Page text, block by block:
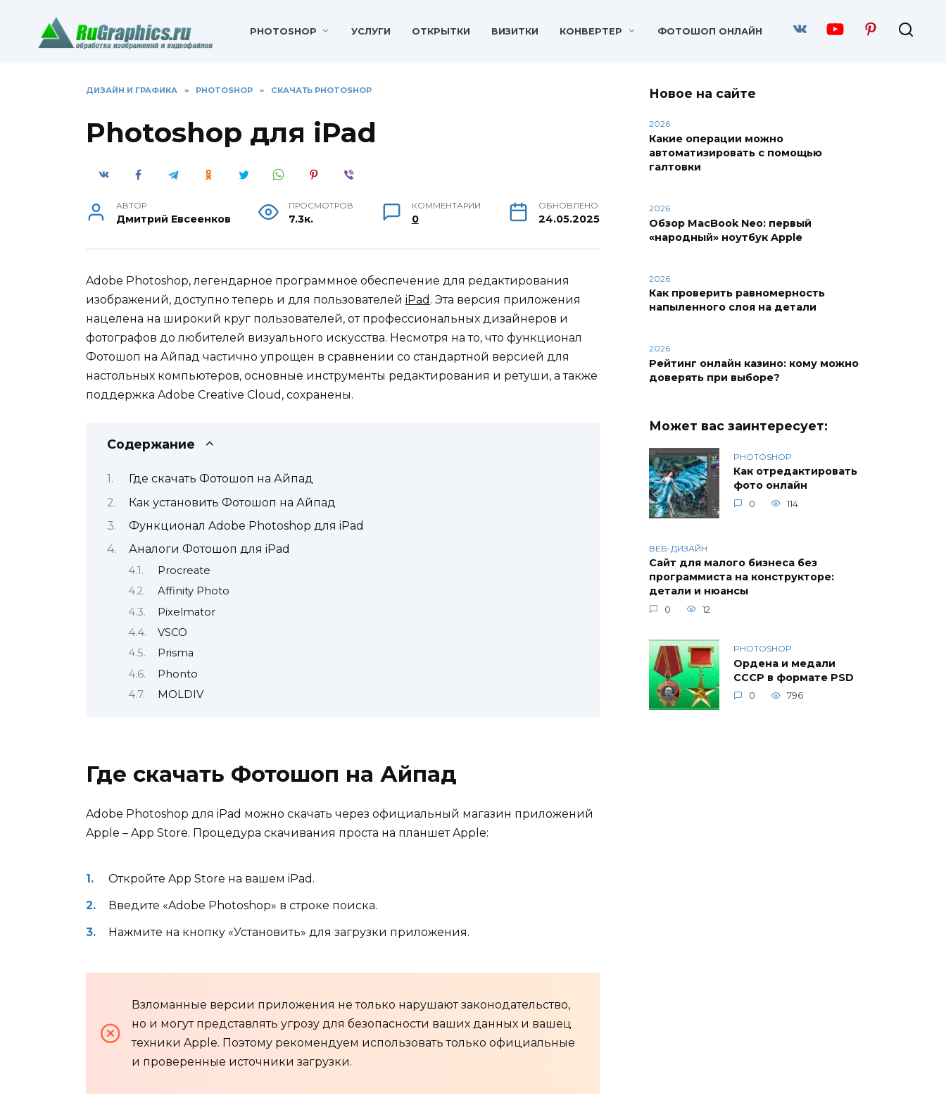
содержанию
PHOTOSHOP УСЛУГИ ОТКРЫТКИ ВИЗИТКИ КОНВЕРТЕР ФОТОШОП ОНЛАЙН
ДИЗАЙН И ГРАФИКА » PHOTOSHOP » СКАЧАТЬ PHOTOSHOP
Photoshop для iPad
АВТОР
Дмитрий Евсеенков
ПРОСМОТРОВ
7.3к.
КОММЕНТАРИИ
0
ОБНОВЛЕНО
24.05.2025
Adobe Photoshop, легендарное программное обеспечение для редактирования
изображений, доступно теперь и для пользователей iPad . Эта версия приложения
нацелена на широкий круг пользователей, от профессиональных дизайнеров и
фотографов до любителей визуального искусства. Несмотря на то, что функционал
Фотошоп на Айпад частично упрощен в сравнении со стандартной версией для
настольных компьютеров, основные инструменты редактирования и ретуши, а также
поддержка Adobe Creative Cloud, сохранены.
Содержание
Где скачать Фотошоп на Айпад
Как установить Фотошоп на Айпад
Функционал Adobe Photoshop для iPad
Аналоги Фотошоп для iPad
Procreate
Affinity Photo
Pixelmator
VSCO
Prisma
Phonto
MOLDIV
Где скачать Фотошоп на Айпад
Adobe Photoshop для iPad можно скачать через официальный магазин приложений
Apple – App Store. Процедура скачивания проста на планшет Apple:
Откройте App Store на вашем iPad.
Введите «Adobe Photoshop» в строке поиска.
Нажмите на кнопку «Установить» для загрузки приложения.
Взломанные версии приложения не только нарушают законодательство,
но и могут представлять угрозу для безопасности ваших данных и вашец
техники Apple. Поэтому рекомендуем использовать только официальные
и проверенные источники загрузки.
Новое на сайте
2026
Какие операции можно
автоматизировать с помощью
галтовки
2026
Обзор MacBook Neo: первый
«народный» ноутбук Apple
2026
Как проверить равномерность
напыленного слоя на детали
2026
Рейтинг онлайн казино: кому можно
доверять при выборе?
Может вас заинтересует:
PHOTOSHOP
Как отредактировать
фото онлайн
0 114
ВЕБ-ДИЗАЙН
Сайт для малого бизнеса без
программиста на конструкторе:
детали и нюансы
0 12
PHOTOSHOP
Ордена и медали
СССР в формате PSD
0 796